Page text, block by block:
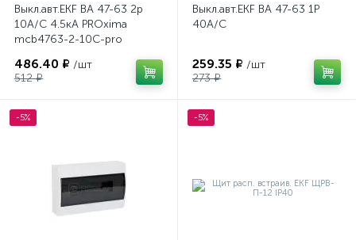
Выкл.авт.EKF ВА 47-63 2р
10А/С 4.5кА PROxima
mcb4763-2-10C-pro
486.40 ₽ /шт
512 ₽
Выкл.авт.EKF BA 47-63 1Р
40A/C
259.35 ₽ /шт
273 ₽
-5% -5%